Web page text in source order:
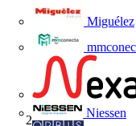
Miguélez
Niessen